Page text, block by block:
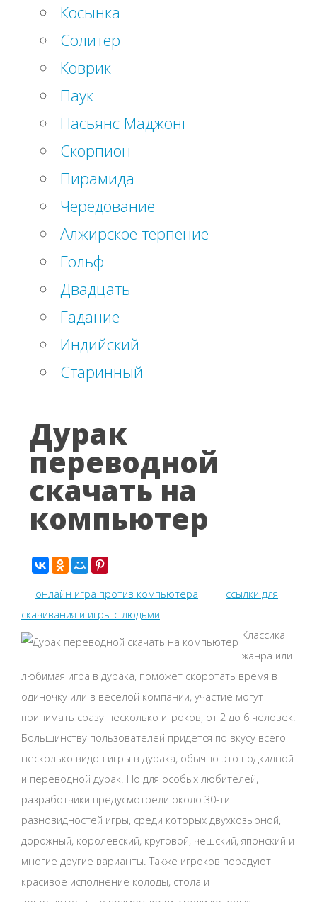
Косынка
Солитер
Коврик
Паук
Пасьянс Маджонг
Скорпион
Пирамида
Чередование
Алжирское терпение
Гольф
Двадцать
Гадание
Индийский
Старинный
Дурак
переводной
скачать на
компьютер
онлайн игра против компьютера
ссылки для
скачивания и игры с людьми
Классика
жанра или
любимая игра в дурака, поможет скоротать время в
одиночку или в веселой компании, участие могут
принимать сразу несколько игроков, от 2 до 6 человек.
Большинству пользователей придется по вкусу всего
несколько видов игры в дурака, обычно это подкидной
и переводной дурак. Но для особых любителей,
разработчики предусмотрели около 30-ти
разновидностей игры, среди которых двухкозырной,
дорожный, королевский, круговой, чешский, японский и
многие другие варианты. Также игроков порадуют
красивое исполнение колоды, стола и